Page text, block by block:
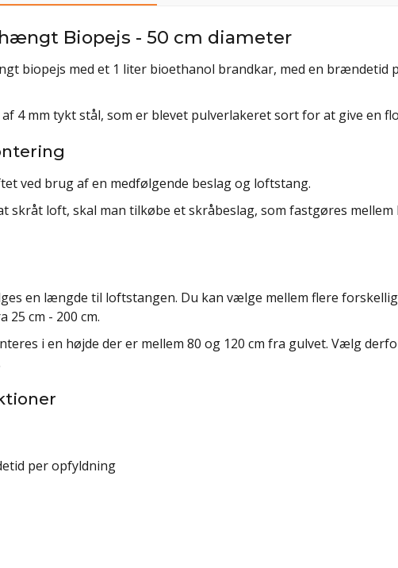
Biopejs - 50 cm diameter
biopejs med et 1 liter bioethanol brandkar, med en brændetid
4 mm tykt stål, som er blevet pulverlakeret sort for at give en
ved brug af en medfølgende beslag og loftstang.
skråt loft, skal man tilkøbe et skråbeslag, som fastgøres
en længde til loftstangen. Du kan vælge mellem flere
cm - 200 cm.
i en højde der er mellem 80 og 120 cm fra gulvet. Vælg
per opfyldning